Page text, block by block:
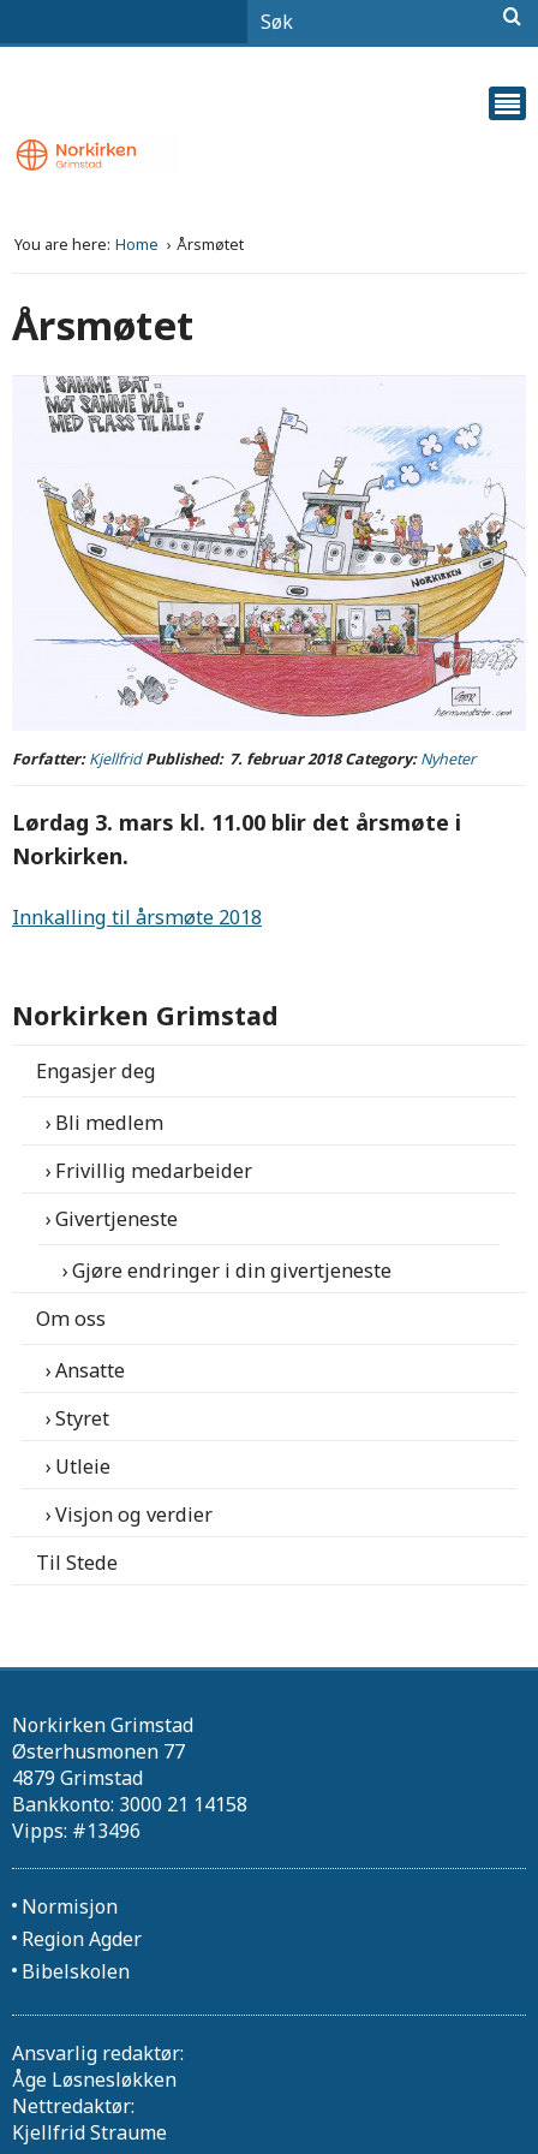
You are here: Home Årsmøtet
Årsmøtet
Forfatter:KjellfridPublished: 7. februar 2018 Category:Nyheter
Lørdag 3. mars kl. 11.00 blir det årsmøte i
Norkirken.
Innkalling til årsmøte 2018
Norkirken Grimstad
Engasjer deg
Bli medlem
Frivillig medarbeider
Givertjeneste
Gjøre endringer i din givertjeneste
Om oss
Ansatte
Styret
Utleie
Visjon og verdier
Til Stede
Norkirken Grimstad
Østerhusmonen 77
4879 Grimstad
Bankkonto: 3000 21 14158
Vipps: #13496
Normisjon
Region Agder
Bibelskolen
Ansvarlig redaktør:
Åge Løsnesløkken
Nettredaktør:
Kjellfrid Straume